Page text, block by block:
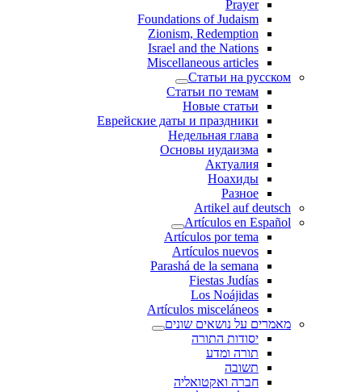
Prayer
Foundations of Judaism
Zionism, Redemption
Israel and the Nations
Miscellaneous articles
Статьи на русском
Статьи по темам
Новые статьи
Еврейские даты и праздники
Недельная глава
Основы иудаизма
Актуалия
Ноахиды
Разное
Artikel auf deutsch
Artículos en Español
Artículos por tema
Artículos nuevos
Parashá de la semana
Fiestas Judías
Los Noájidas
Artículos misceláneos
מאמרים על נושאים שונים
יסודות התורה
תורה ומדע
תשובה
חברה ואקטואליה